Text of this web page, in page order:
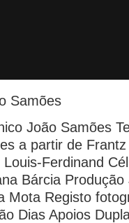
Samões
João Samões
a partir de
Ferdinand
Bárcia Produção
Mota Registo
Dias Apoios